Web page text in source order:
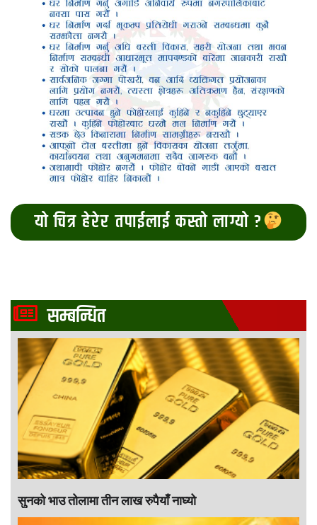
यो चित्र हेरेर तपाईलाई कस्तो लाग्यो ?
सम्बन्धित
सुनको भाउ तोलामा तीन लाख रुपैयाँ नाघ्यो